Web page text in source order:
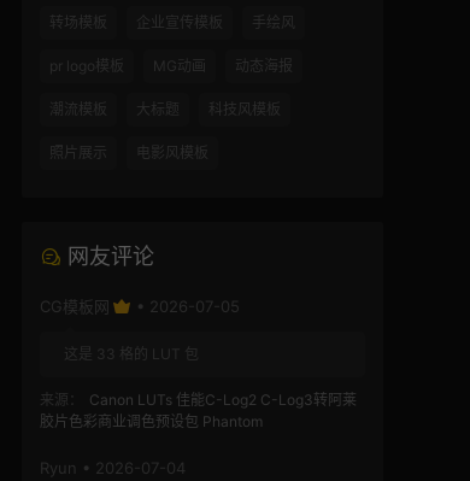
转场模板 企业宣传模板 手绘风
pr logo模板 MG动画 动态海报
潮流模板 大标题 科技风模板
照片展示 电影风模板
网友评论
CG模板网 • 2026-07-05
这是 33 格的 LUT 包
来源：
Canon LUTs 佳能C-Log2 C-Log3转阿莱
胶片色彩商业调色预设包 Phantom
Ryun • 2026-07-04